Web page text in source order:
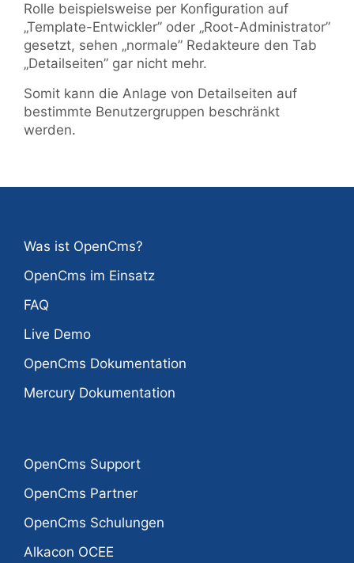
Rolle beispielsweise per Konfiguration auf
„Template-Entwickler” oder „Root-Administrator”
gesetzt, sehen „normale” Redakteure den Tab
„Detailseiten” gar nicht mehr.
Somit kann die Anlage von Detailseiten auf
bestimmte Benutzergruppen beschränkt
werden.
Was ist OpenCms?
OpenCms im Einsatz
FAQ
Live Demo
OpenCms Dokumentation
Mercury Dokumentation
OpenCms Support
OpenCms Partner
OpenCms Schulungen
Alkacon OCEE